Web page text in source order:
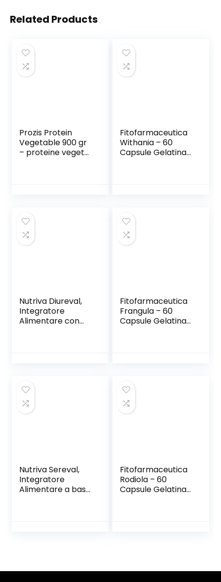
Related Products
Prozis Protein
Vegetable 900 gr
– proteine vegetali
Fitofarmaceutica
Withania – 60
Capsule Gelatina
Nutriva Diureval,
Integratore
Alimentare con
Fitofarmaceutica
Frangula – 60
Capsule Gelatina
Nutriva Sereval,
Integratore
Alimentare a base
Fitofarmaceutica
Rodiola – 60
Capsule Gelatina